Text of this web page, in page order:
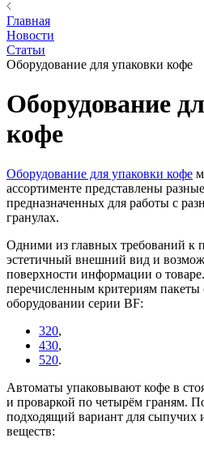
Главная
Новости
Статьи
Оборудование для упаковки кофе
Оборудование
кофе
Оборудование для упаковки кофе
ассортименте представлены
предназначенных для работы с
гранулах.
Одними из главных требований к
эстетичный внешний вид и
поверхности информации о
перечисленным критериям пакеты
оборудовании серии BF:
320,
430,
520.
Автоматы упаковывают кофе в
и проваркой по четырём граням.
подходящий вариант для сыпучих
веществ: